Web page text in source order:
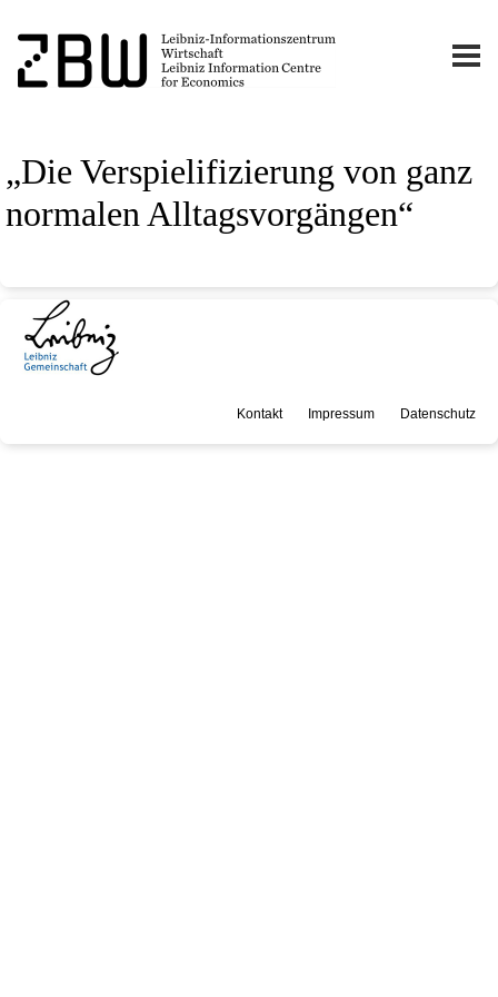
„Die Verspielifizierung von ganz
normalen Alltagsvorgängen“
Kontakt Impressum Datenschutz